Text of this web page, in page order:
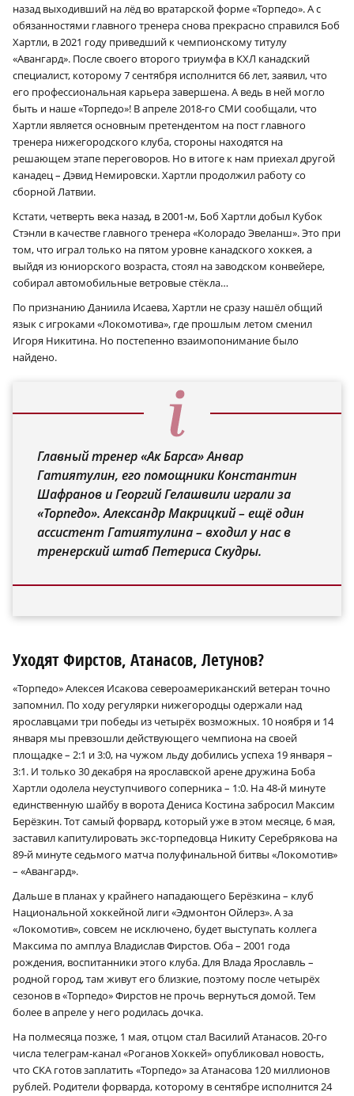
назад выходивший на лёд во вратарской форме «Торпедо». А с
обязанностями главного тренера снова прекрасно справился Боб
Хартли, в 2021 году приведший к чемпионскому титулу
«Авангард». После своего второго триумфа в КХЛ канадский
специалист, которому 7 сентября исполнится 66 лет, заявил, что
его профессиональная карьера завершена. А ведь в ней могло
быть и наше «Торпедо»! В апреле 2018-го СМИ сообщали, что
Хартли является основным претендентом на пост главного
тренера нижегородского клуба, стороны находятся на
решающем этапе переговоров. Но в итоге к нам приехал другой
канадец – Дэвид Немировски. Хартли продолжил работу со
сборной Латвии.
Кстати, четверть века назад, в 2001‑м, Боб Хартли добыл Кубок
Стэнли в качестве главного тренера «Колорадо Эвеланш». Это при
том, что играл только на пятом уровне канадского хоккея, а
выйдя из юниорского возраста, стоял на заводском конвейере,
собирал автомобильные ветровые стёкла…
По признанию Даниила Исаева, Хартли не сразу нашёл общий
язык с игроками «Локомотива», где прошлым летом сменил
Игоря Никитина. Но постепенно взаимопонимание было
найдено.
Главный тренер «Ак Барса» Анвар
Гатиятулин, его помощники Константин
Шафранов и Георгий Гелашвили играли за
«Торпедо». Александр Макрицкий – ещё один
ассистент Гатиятулина – входил у нас в
тренерский штаб Петериса Скудры.
Уходят Фирстов, Атанасов, Летунов?
«Торпедо» Алексея Исакова североамериканский ветеран точно
запомнил. По ходу регулярки нижегородцы одержали над
ярославцами три победы из четырёх возможных. 10 ноября и 14
января мы превзошли действующего чемпиона на своей
площадке – 2:1 и 3:0, на чужом льду добились успеха 19 января –
3:1. И только 30 декабря на ярославской арене дружина Боба
Хартли одолела неуступчивого соперника – 1:0. На 48‑й минуте
единственную шайбу в ворота Дениса Костина забросил Максим
Берёзкин. Тот самый форвард, который уже в этом месяце, 6 мая,
заставил капитулировать экс-торпедовца Никиту Серебрякова на
89‑й минуте седьмого матча полуфинальной битвы «Локомотив»
– «Авангард».
Дальше в планах у крайнего нападающего Берёзкина – клуб
Национальной хоккейной лиги «Эдмонтон Ойлерз». А за
«Локомотив», совсем не исключено, будет выступать коллега
Максима по амплуа Владислав Фирстов. Оба – 2001 года
рождения, воспитанники этого клуба. Для Влада Ярославль –
родной город, там живут его близкие, поэтому после четырёх
сезонов в «Торпедо» Фирстов не прочь вернуться домой. Тем
более в апреле у него родилась дочка.
На полмесяца позже, 1 мая, отцом стал Василий Атанасов. 20-го
числа телеграм-канал «Роганов Хоккей» опубликовал новость,
что СКА готов заплатить «Торпедо» за Атанасова 120 миллионов
рублей. Родители форварда, которому в сентябре исполнится 24